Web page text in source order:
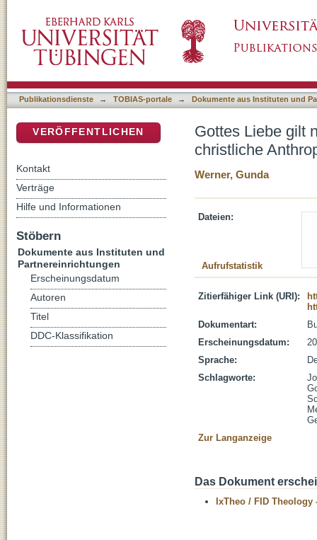
Schöpfungslehre brauchen
Publikationsdienste → TOBIAS-portale → Dokumente aus Instituten und
Gottes Liebe gilt
christliche
Werner, Gunda
Dateien:
Aufrufstatistik
Zitierfähiger Link (URI):
Dokumentart:
Erscheinungsdatum:
Sprache:
Schlagworte:
Zur Langanzeige
Das Dokument
IxTheo / FID Theology
VERÖFFENTLICHEN
Kontakt
Verträge
Hilfe und Informationen
Stöbern
Dokumente aus Instituten und
Partnereinrichtungen
Erscheinungsdatum
Autoren
Titel
DDC-Klassifikation